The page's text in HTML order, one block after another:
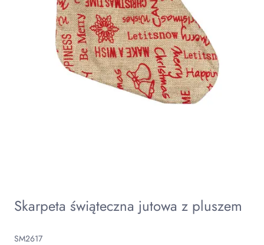
Skarpeta świąteczna jutowa z pluszem
SM2617